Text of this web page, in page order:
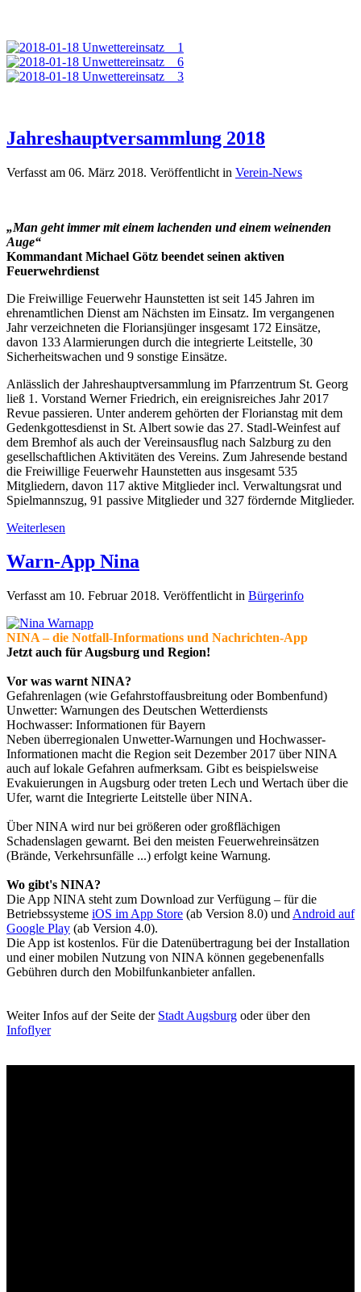
Jahreshauptversammlung 2018
Verfasst am 06. März 2018. Veröffentlicht in Verein-News
„Man geht immer mit einem lachenden und einem weinenden
Auge“
Kommandant Michael Götz beendet seinen aktiven
Feuerwehrdienst
Die Freiwillige Feuerwehr Haunstetten ist seit 145 Jahren im
ehrenamtlichen Dienst am Nächsten im Einsatz. Im vergangenen
Jahr verzeichneten die Floriansjünger insgesamt 172 Einsätze,
davon 133 Alarmierungen durch die integrierte Leitstelle, 30
Sicherheitswachen und 9 sonstige Einsätze.
Anlässlich der Jahreshauptversammlung im Pfarrzentrum St. Georg
ließ 1. Vorstand Werner Friedrich, ein ereignisreiches Jahr 2017
Revue passieren. Unter anderem gehörten der Florianstag mit dem
Gedenkgottesdienst in St. Albert sowie das 27. Stadl-Weinfest auf
dem Bremhof als auch der Vereinsausflug nach Salzburg zu den
gesellschaftlichen Aktivitäten des Vereins. Zum Jahresende bestand
die Freiwillige Feuerwehr Haunstetten aus insgesamt 535
Mitgliedern, davon 117 aktive Mitglieder incl. Verwaltungsrat und
Spielmannszug, 91 passive Mitglieder und 327 fördernde Mitglieder.
Weiterlesen
Warn-App Nina
Verfasst am 10. Februar 2018. Veröffentlicht in Bürgerinfo
NINA – die Notfall-Informations und Nachrichten-App
Jetzt auch für Augsburg und Region!
Vor was warnt NINA?
Gefahrenlagen (wie Gefahrstoffausbreitung oder Bombenfund)
Unwetter: Warnungen des Deutschen Wetterdiensts
Hochwasser: Informationen für Bayern
Neben überregionalen Unwetter-Warnungen und Hochwasser-
Informationen macht die Region seit Dezember 2017 über NINA
auch auf lokale Gefahren aufmerksam. Gibt es beispielsweise
Evakuierungen in Augsburg oder treten Lech und Wertach über die
Ufer, warnt die Integrierte Leitstelle über NINA.
Über NINA wird nur bei größeren oder großflächigen
Schadenslagen gewarnt. Bei den meisten Feuerwehreinsätzen
(Brände, Verkehrsunfälle ...) erfolgt keine Warnung.
Wo gibt's NINA?
Die App NINA steht zum Download zur Verfügung – für die
Betriebssysteme iOS im App Store (ab Version 8.0) und Android auf
Google Play (ab Version 4.0).
Die App ist kostenlos. Für die Datenübertragung bei der Installation
und einer mobilen Nutzung von NINA können gegebenenfalls
Gebühren durch den Mobilfunkanbieter anfallen.
Weiter Infos auf der Seite der Stadt Augsburg oder über den
Infoflyer